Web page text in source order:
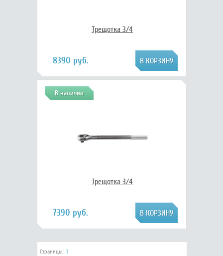
Трещотка 3/4
8390 руб.
В наличии
Трещотка 3/4
7390 руб.
Страницы: 1